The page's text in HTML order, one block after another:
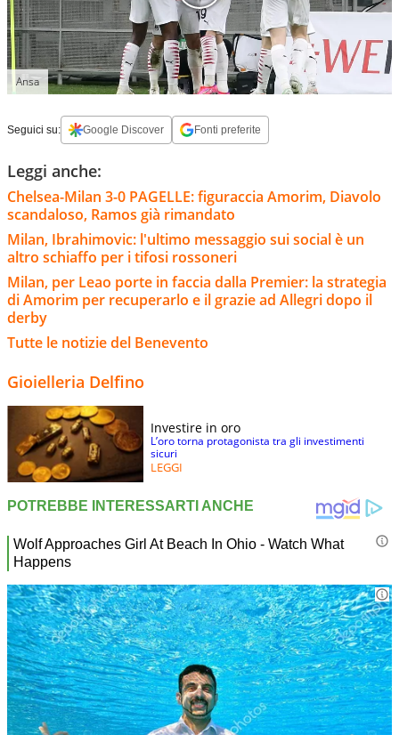
Ansa
Seguici su: Google Discover Fonti preferite
Leggi anche:
Chelsea-Milan 3-0 PAGELLE: figuraccia Amorim, Diavolo
scandaloso, Ramos già rimandato
Milan, Ibrahimovic: l'ultimo messaggio sui social è un
altro schiaffo per i tifosi rossoneri
Milan, per Leao porte in faccia dalla Premier: la strategia
di Amorim per recuperarlo e il grazie ad Allegri dopo il
derby
Tutte le notizie del Benevento
Gioielleria Delfino
Investire in oro
L’oro torna protagonista tra gli investimenti
sicuri
LEGGI